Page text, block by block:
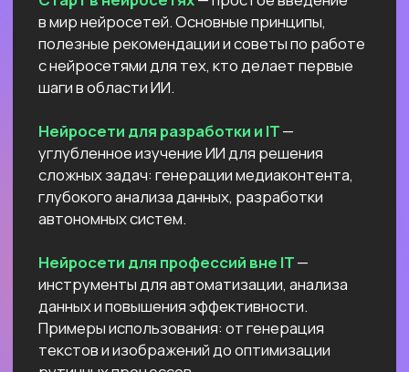
методы разработкив 2−4 раза быстрее
с помощью нейросетей и no-соde
инструментов!
Промпт-инжиниринг— это
взаимодействие с нейросетями, которое
превращает твои идеи в мощные ИИ-
решения: автоматизация рутину,
Высшее образование 2
Чат-боты
Вайб-кодинг